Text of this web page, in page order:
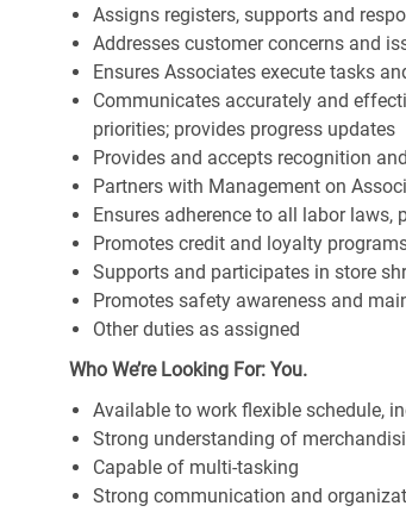
Assigns registers, supports and
Addresses customer concerns and
Ensures Associates execute tasks
Communicates accurately and
priorities; provides progress updates
Provides and accepts recognition
Partners with Management on
Ensures adherence to all labor laws,
Promotes credit and loyalty
Supports and participates in store
Promotes safety awareness and
Other duties as assigned
Who We’re Looking For: You.
Available to work flexible schedule,
Strong understanding of
Capable of multi-tasking
Strong communication and